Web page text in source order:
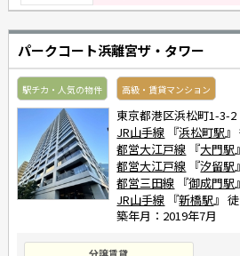
パークコート浜離宮ザ・タワー
駅チカ・人気の物件 高級・賃貸マンション
東京都港区浜松町1-3-2
JR山手線 『浜松町駅
都営大江戸線 『大門駅
都営大江戸線 『汐留駅
都営三田線 『御成門駅
JR山手線 『新橋駅 』
築年月：2019年7月
分譲賃貸